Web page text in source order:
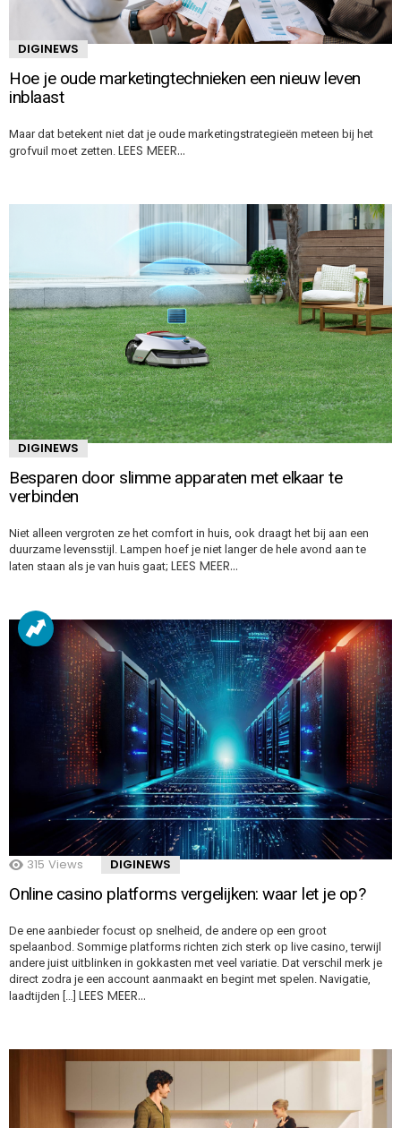
DIGINEWS
Hoe je oude marketingtechnieken een nieuw leven
inblaast
Maar dat betekent niet dat je oude marketingstrategieën meteen bij het
grofvuil moet zetten. LEES MEER…
DIGINEWS
Besparen door slimme apparaten met elkaar te
verbinden
Niet alleen vergroten ze het comfort in huis, ook draagt het bij aan een
duurzame levensstijl. Lampen hoef je niet langer de hele avond aan te
laten staan als je van huis gaat; LEES MEER…
315 Views DIGINEWS
Online casino platforms vergelijken: waar let je op?
De ene aanbieder focust op snelheid, de andere op een groot
spelaanbod. Sommige platforms richten zich sterk op live casino, terwijl
andere juist uitblinken in gokkasten met veel variatie. Dat verschil merk je
direct zodra je een account aanmaakt en begint met spelen. Navigatie,
laadtijden […] LEES MEER…